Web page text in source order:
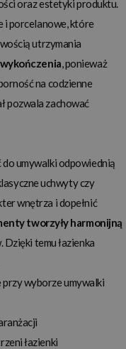
oraz estetyki produktu.
i porcelanowe, które
utrzymania
, ponieważ
na codzienne
pozwala zachować
umywalki odpowiednią
uchwyty czy
wnętrza i dopełnić
tworzyły harmonijną
Dzięki temu łazienka
wyborze umywalki
łazienki